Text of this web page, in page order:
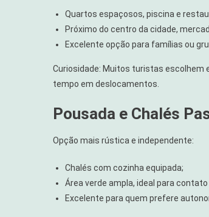
Quartos espaçosos, piscina e
Próximo do centro da cidade,
Excelente opção para famílias ou
Curiosidade: Muitos turistas escolhem
tempo em deslocamentos.
Pousada e Chalés
Opção mais rústica e independente:
Chalés com cozinha equipada;
Área verde ampla, ideal para
Excelente para quem prefere